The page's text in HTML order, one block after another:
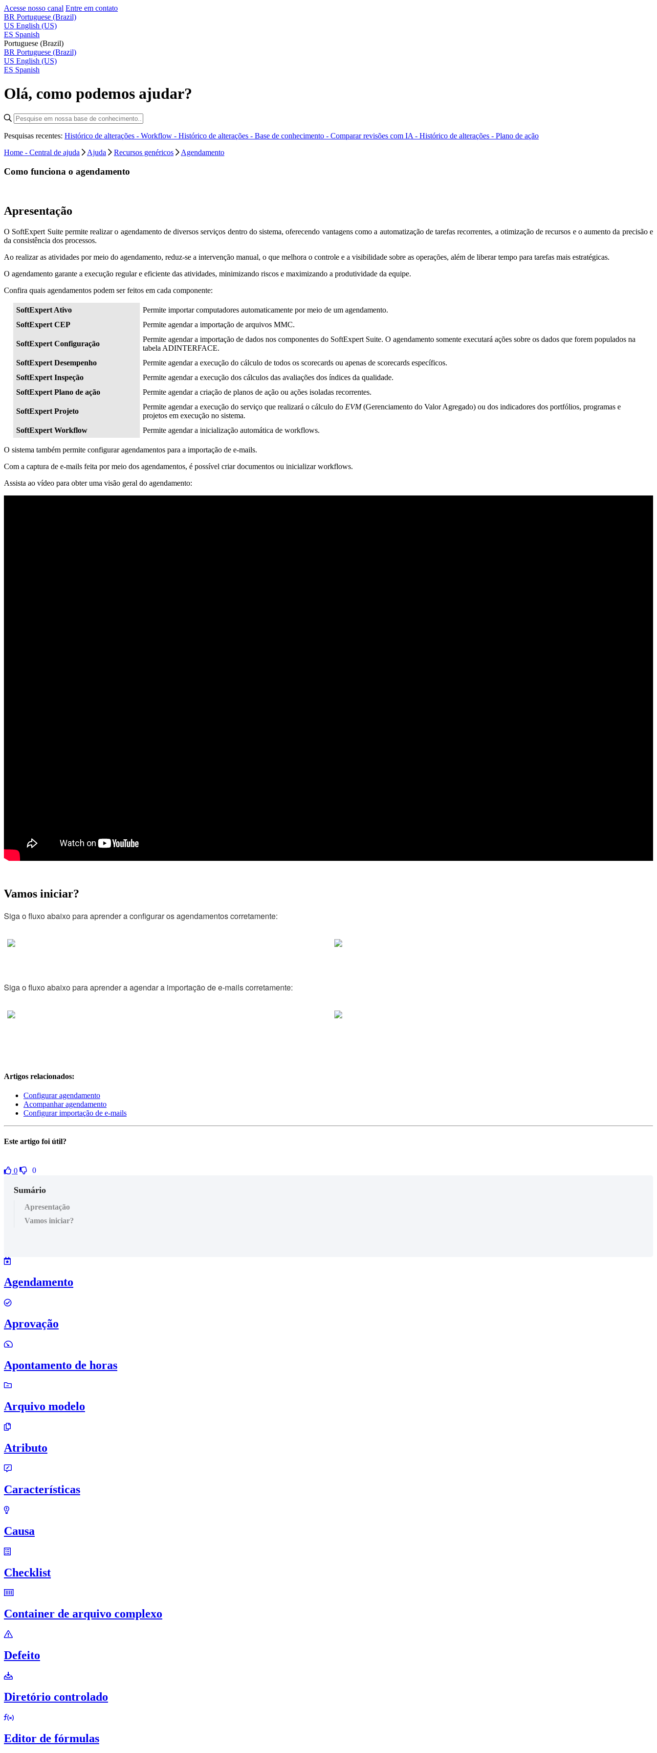
Acesse nosso canal Entre em contato
BR Portuguese (Brazil)
US English (US)
ES Spanish
Portuguese (Brazil)
BR Portuguese (Brazil)
US English (US)
ES Spanish
Olá, como podemos ajudar?
Pesquisas recentes: Histórico de alterações - Workflow - Histórico de alterações - Base de conhecimento - Comparar revisões com IA - Histórico de alterações - Plano de ação
Home - Central de ajuda
Ajuda Recursos genéricos Agendamento
Como funciona o agendamento
Apresentação
O SoftExpert Suite permite realizar o agendamento de diversos serviços dentro do sistema, oferecendo vantagens como a automatização de tarefas recorrentes, a otimização de recursos e o aumento da precisão e
da consistência dos processos.
Ao realizar as atividades por meio do agendamento, reduz-se a intervenção manual, o que melhora o controle e a visibilidade sobre as operações, além de liberar tempo para tarefas mais estratégicas.
O agendamento garante a execução regular e eficiente das atividades, minimizando riscos e maximizando a produtividade da equipe.
Confira quais agendamentos podem ser feitos em cada componente:
SoftExpert Ativo
Permite importar computadores automaticamente por meio de um agendamento.
SoftExpert CEP
Permite agendar a importação de arquivos MMC.
SoftExpert Configuração
Permite agendar a importação de dados nos componentes do SoftExpert Suite. O agendamento somente executará ações sobre os dados que forem populados na
tabela ADINTERFACE.
SoftExpert Desempenho
Permite agendar a execução do cálculo de todos os scorecards ou apenas de scorecards específicos.
SoftExpert Inspeção
Permite agendar a execução dos cálculos das avaliações dos índices da qualidade.
SoftExpert Plano de ação
Permite agendar a criação de planos de ação ou ações isoladas recorrentes.
SoftExpert Projeto
Permite agendar a execução do serviço que realizará o cálculo do EVM(Gerenciamento do Valor Agregado) ou dos indicadores dos portfólios, programas e
projetos em execução no sistema.
SoftExpert Workflow
Permite agendar a inicialização automática de workflows.
O sistema também permite configurar agendamentos para a importação de e-mails.
Com a captura de e-mails feita por meio dos agendamentos, é possível criar documentos ou inicializar workflows.
Assista ao vídeo para obter uma visão geral do agendamento:
Vamos iniciar?
Siga o fluxo abaixo para aprender a configurar os agendamentos corretamente:
Siga o fluxo abaixo para aprender a agendar a importação de e-mails corretamente:
Artigos relacionados:
Configurar agendamento
Acompanhar agendamento
Configurar importação de e-mails
Este artigo foi útil?
0 0
Sumário
Apresentação
Vamos iniciar?
Agendamento
Aprovação
Apontamento de horas
Arquivo modelo
Atributo
Características
Causa
Checklist
Container de arquivo complexo
Defeito
Diretório controlado
Editor de fórmulas